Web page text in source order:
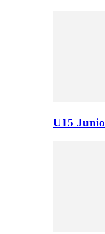
U15